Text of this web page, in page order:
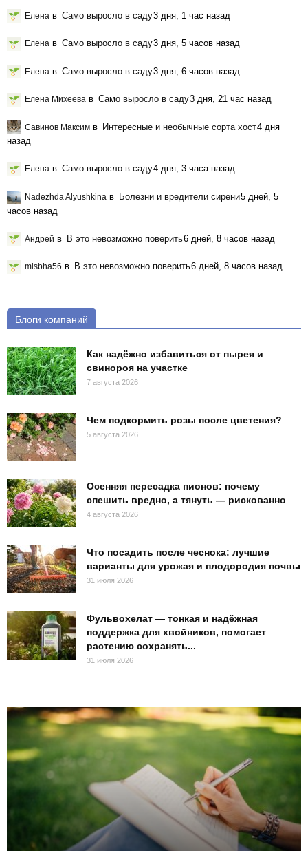
Елена в Само выросло в саду3 дня, 1 час назад
Елена в Само выросло в саду3 дня, 5 часов назад
Елена в Само выросло в саду3 дня, 6 часов назад
Елена Михеева в Само выросло в саду3 дня, 21 час назад
Савинов Максим в Интересные и необычные сорта хост4 дня
назад
Елена в Само выросло в саду4 дня, 3 часа назад
Nadezhda Alyushkina в Болезни и вредители сирени5 дней, 5
часов назад
Андрей в В это невозможно поверить6 дней, 8 часов назад
misbha56 в В это невозможно поверить6 дней, 8 часов назад
Блоги компаний
Как надёжно избавиться от пырея и
свинороя на участке
7 августа 2026
Чем подкормить розы после цветения?
5 августа 2026
Осенняя пересадка пионов: почему
спешить вредно, а тянуть — рискованно
4 августа 2026
Что посадить после чеснока: лучшие
варианты для урожая и плодородия почвы
31 июля 2026
Фульвохелат — тонкая и надёжная
поддержка для хвойников, помогает
растению сохранять...
31 июля 2026